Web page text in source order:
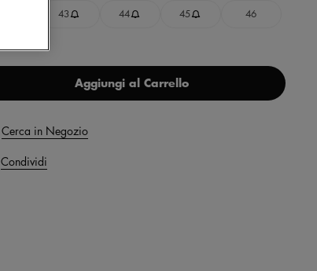
43 44 45 46
Aggiungi al Carrello
Cerca in Negozio
Condividi